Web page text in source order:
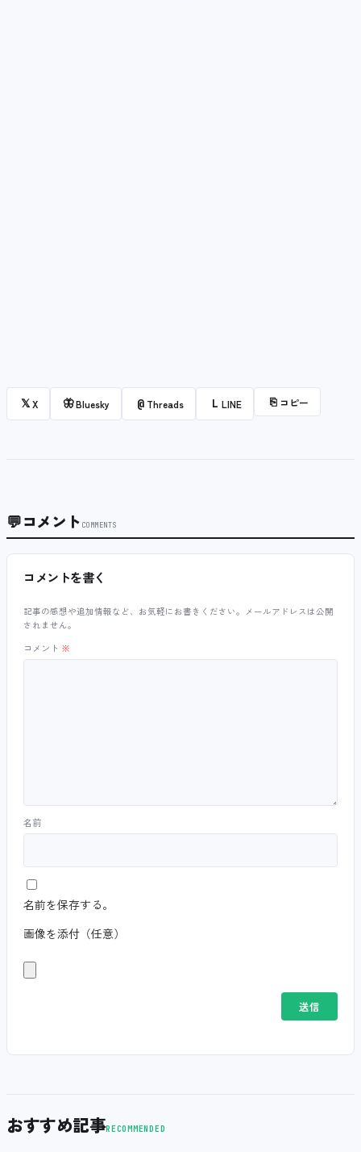
𝕏X 🦋Bluesky @ Threads L LINE ⎘ コピー
💬コメント COMMENTS
コメントを書く
記事の感想や追加情報など、お気軽にお書きください。メールアドレスは公開
されません。
コメント ※
名前
名前を保存する。
画像を添付（任意）
おすすめ記事RECOMMENDED